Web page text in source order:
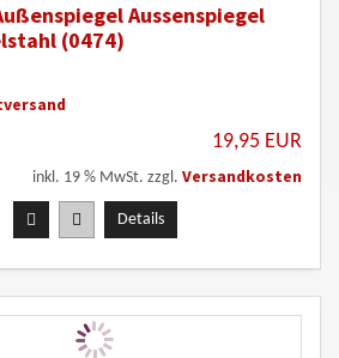
Aussenspiegel
(0474)
19,95 EUR
inkl. 19 % MwSt. zzgl. Versandkosten
Details